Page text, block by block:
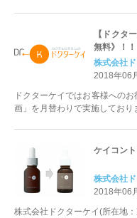
【ドクタ
無料》！！
株式会社
2018年06
ドクターケイではお客様への
画」を月替わりで実施しており
ケイコン
株式会社
2018年06
株式会社ドクターケイ(所在地